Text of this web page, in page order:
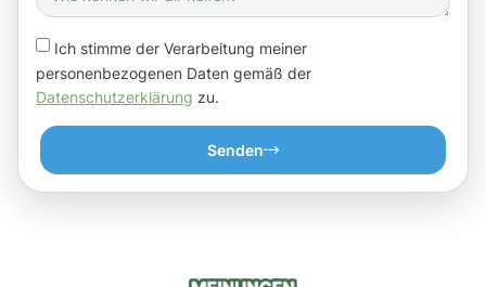
Ich stimme der Verarbeitung meiner
personenbezogenen Daten gemäß der
Datenschutzerklärung zu.
Senden